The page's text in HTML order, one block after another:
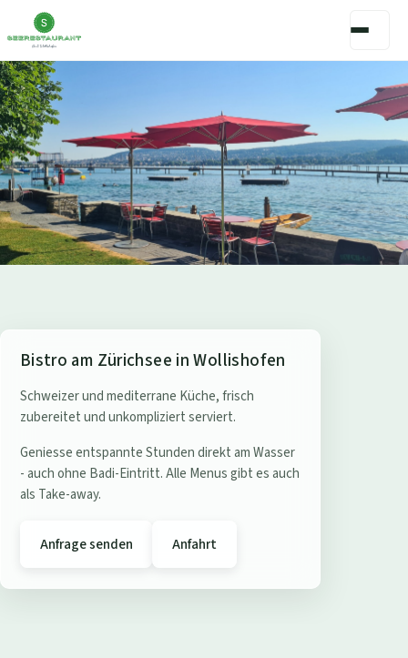
S
e
e
e
s
r
Bistro am Zürichsee in Wollishofen
Schweizer und mediterrane Küche, frisch
zubereitet und unkompliziert serviert.
Geniesse entspannte Stunden direkt am Wasser
- auch ohne Badi-Eintritt. Alle Menus gibt es auch
als Take-away.
Anfrage senden Anfahrt